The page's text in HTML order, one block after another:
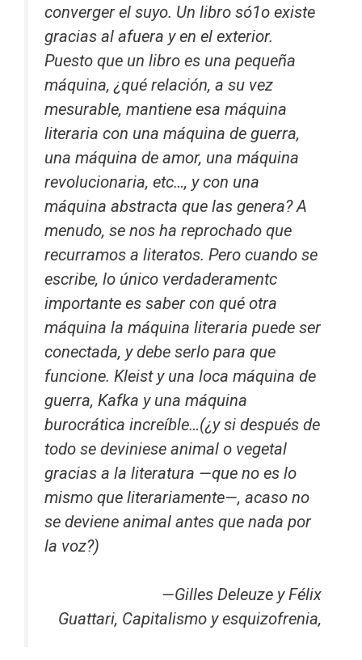
converger el suyo. Un libro só1o existe
gracias al afuera y en el exterior.
Puesto que un libro es una pequeña
máquina, ¿qué relación, a su vez
mesurable, mantiene esa máquina
literaria con una máquina de guerra,
una máquina de amor, una máquina
revolucionaria, etc…, y con una
máquina abstracta que las genera? A
menudo, se nos ha reprochado que
recurramos a literatos. Pero cuando se
escribe, lo único verdaderamentc
importante es saber con qué otra
máquina la máquina literaria puede ser
conectada, y debe serlo para que
funcione. Kleist y una loca máquina de
guerra, Kafka y una máquina
burocrática increíble…(¿y si después de
todo se deviniese animal o vegetal
gracias a la literatura —que no es lo
mismo que literariamente—, acaso no
se deviene animal antes que nada por
la voz?)
—Gilles Deleuze y Félix
Guattari, Capitalismo y esquizofrenia,